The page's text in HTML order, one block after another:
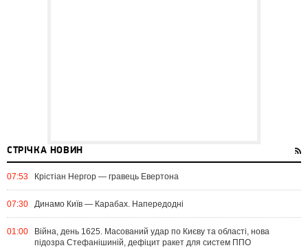
СТРІЧКА НОВИН
07:53 Крістіан Нергор — гравець Евертона
07:30 Динамо Київ — Карабах. Напередодні
01:00
Війна, день 1625. Масований удар по Києву та області, нова
підозра Стефанішиній, дефіцит ракет для систем ППО